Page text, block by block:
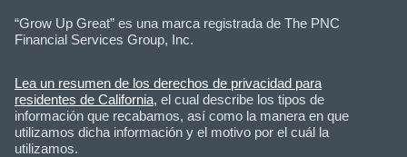
“Grow Up Great” es una marca registrada de The PNC
Financial Services Group, Inc.
Lea un resumen de los derechos de privacidad para
residentes de California, el cual describe los tipos de
información que recabamos, así como la manera en que
utilizamos dicha información y el motivo por el cuál la
utilizamos.